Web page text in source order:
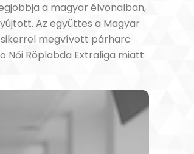
a magyar élvonalban,
Az együttes a Magyar
megvívott párharc
Női Röplabda Extraliga miatt